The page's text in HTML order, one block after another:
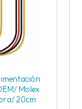
Molex
20cm